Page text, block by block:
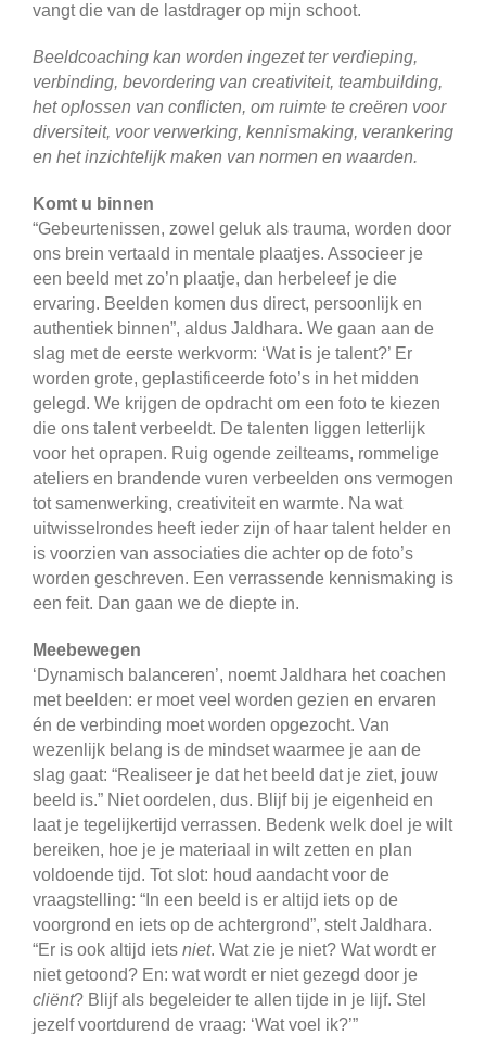
vangt die van de lastdrager op mijn schoot.
Beeldcoaching kan worden ingezet ter verdieping,
verbinding, bevordering van creativiteit, teambuilding,
het oplossen van conflicten, om ruimte te creëren voor
diversiteit, voor verwerking, kennismaking, verankering
en het inzichtelijk maken van normen en waarden.
Komt u binnen
“Gebeurtenissen, zowel geluk als trauma, worden door
ons brein vertaald in mentale plaatjes. Associeer je
een beeld met zo’n plaatje, dan herbeleef je die
ervaring. Beelden komen dus direct, persoonlijk en
authentiek binnen”, aldus Jaldhara. We gaan aan de
slag met de eerste werkvorm: ‘Wat is je talent?’ Er
worden grote, geplastificeerde foto’s in het midden
gelegd. We krijgen de opdracht om een foto te kiezen
die ons talent verbeeldt. De talenten liggen letterlijk
voor het oprapen. Ruig ogende zeilteams, rommelige
ateliers en brandende vuren verbeelden ons vermogen
tot samenwerking, creativiteit en warmte. Na wat
uitwisselrondes heeft ieder zijn of haar talent helder en
is voorzien van associaties die achter op de foto’s
worden geschreven. Een verrassende kennismaking is
een feit. Dan gaan we de diepte in.
Meebewegen
‘Dynamisch balanceren’, noemt Jaldhara het coachen
met beelden: er moet veel worden gezien en ervaren
én de verbinding moet worden opgezocht. Van
wezenlijk belang is de mindset waarmee je aan de
slag gaat: “Realiseer je dat het beeld dat je ziet, jouw
beeld is.” Niet oordelen, dus. Blijf bij je eigenheid en
laat je tegelijkertijd verrassen. Bedenk welk doel je wilt
bereiken, hoe je je materiaal in wilt zetten en plan
voldoende tijd. Tot slot: houd aandacht voor de
vraagstelling: “In een beeld is er altijd iets op de
voorgrond en iets op de achtergrond”, stelt Jaldhara.
“Er is ook altijd iets niet. Wat zie je niet? Wat wordt er
niet getoond? En: wat wordt er niet gezegd door je
cliënt? Blijf als begeleider te allen tijde in je lijf. Stel
jezelf voortdurend de vraag: ‘Wat voel ik?’”